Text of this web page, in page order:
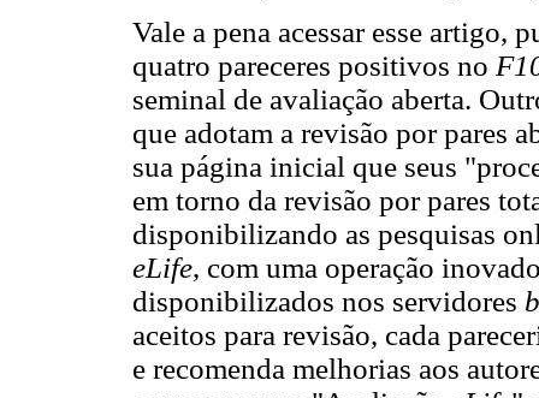
Vale a pena acessar esse artigo,
quatro pareceres positivos no
seminal de avaliação aberta.
que adotam a revisão por pares
sua página inicial que seus
em torno da revisão por pares
disponibilizando as pesquisas
eLife, com uma operação
disponibilizados nos servidores
aceitos para revisão, cada
e recomenda melhorias aos